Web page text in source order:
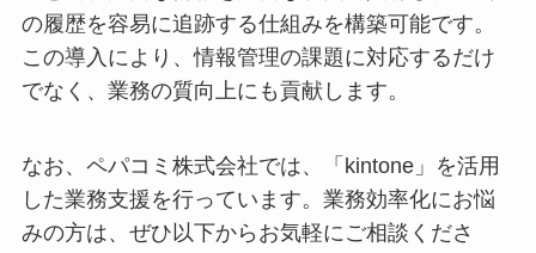
の履歴を容易に追跡する仕組みを構築可能です。
この導入により、情報管理の課題に対応するだけ
でなく、業務の質向上にも貢献します。
なお、ペパコミ株式会社では、「kintone」を活用
した業務支援を行っています。業務効率化にお悩
みの方は、ぜひ以下からお気軽にご相談くださ